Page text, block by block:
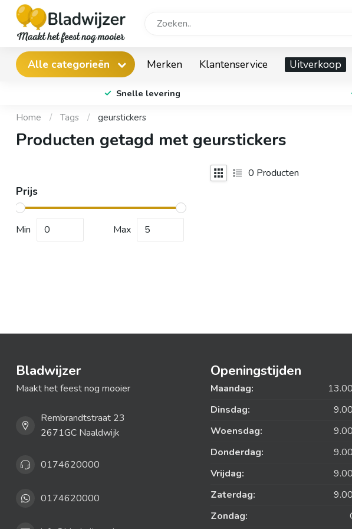
Alle categorieën Merken Klantenservice Uitverkoop
Snelle levering
Home / Tags / geurstickers
Producten getagd met geurstickers
Prijs
Min Max
0 Producten
Bladwijzer
Maakt het feest nog mooier
Rembrandtstraat 23
2671GC Naaldwijk
0174620000
0174620000
Openingstijden
Maandag:
Dinsdag:
Woensdag:
Donderdag:
Vrijdag:
Zaterdag:
Zondag: